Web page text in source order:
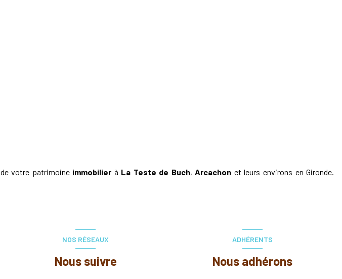
de votre patrimoine immobilier à La Teste de Buch,Arcachon et leurs environs en Gironde.
NOS RÉSEAUX
Nous suivre
ADHÉRENTS
Nous adhérons